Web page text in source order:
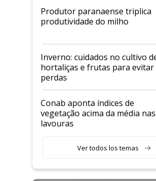
Produtor paranaense triplica
produtividade do milho
Inverno: cuidados no cultivo
hortaliças e frutas para evitar
perdas
Conab aponta índices de
vegetação acima da média nas
lavouras
Ver todos los temas